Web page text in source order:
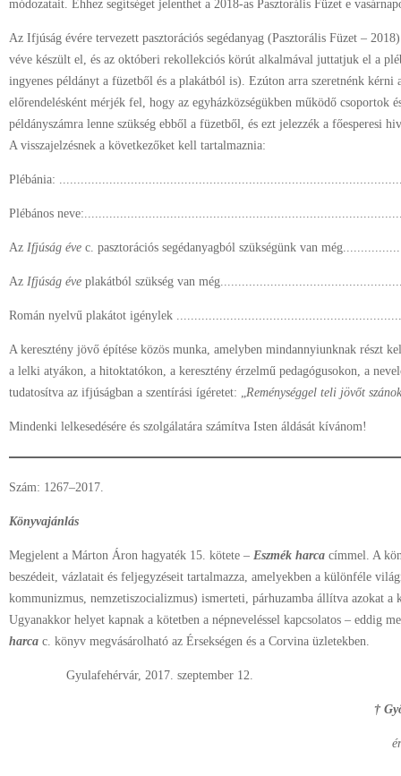
módozatait. Ehhez segítséget jelenthet a 2018-as Pasztorális Füzet e
Az Ifjúság évére tervezett pasztorációs segédanyag (Pasztorális Füzet –
véve készült el, és az októberi rekollekciós körút alkalmával juttatjuk el a
ingyenes példányt a füzetből és a plakátból is). Ezúton arra szeretnénk kérni
előrendelésként mérjék fel, hogy az egyházközségükben működő csoportok
példányszámra lenne szükség ebből a füzetből, és ezt jelezzék a főesperesi
A visszajelzésnek a következőket kell tartalmaznia:
Plébánia:
Plébános
Az Ifjúság éve c. pasztorációs segédanyagból szükségünk van
Az Ifjúság éve plakátból szükség van
Román nyelvű plakátot igénylek
A keresztény jövő építése közös munka, amelyben mindannyiunknak részt
a lelki atyákon, a hitoktatókon, a keresztény érzelmű pedagógusokon, a
tudatosítva az ifjúságban a szentírási ígéretet: „Reménységgel teli jövőt
Mindenki lelkesedésére és szolgálatára számítva Isten áldását kívánom!
Szám: 1267–2017.
Könyvajánlás
Megjelent a Márton Áron hagyaték 15. kötete – Eszmék harca címmel. A
beszédeit, vázlatait és feljegyzéseit tartalmazza, amelyekben a különféle
kommunizmus, nemzetiszocializmus) ismerteti, párhuzamba állítva azokat a
Ugyanakkor helyet kapnak a kötetben a népneveléssel kapcsolatos – eddig
harca c. könyv megvásárolható az Érsekségen és a Corvina üzletekben.
Gyulafehérvár, 2017. szeptember 12.
†